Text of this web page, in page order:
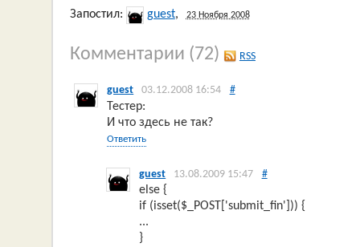
Запостил: guest, 23 Ноября 2008
Комментарии (72) RSS
guest 03.12.2008 16:54 #
Тестер:
И что здесь не так?
Ответить
guest 13.08.2009 15:47 #
else {
if (isset($_POST['submit_fin'])) {
...
}